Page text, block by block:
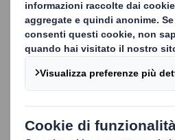
Grazie al ritiro direttamente in
completo della procedura di
servizio ha conquistato la
maggiormente interessati alla
conformità.
Servizi di